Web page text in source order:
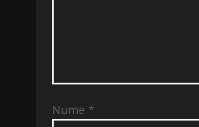
Nume *